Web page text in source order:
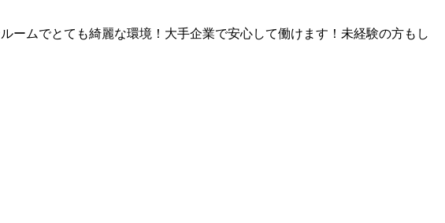
ームでとても綺麗な環境！大手企業で安心して働けます！未経験の方もし